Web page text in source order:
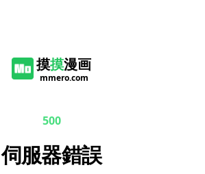
摸摸漫画
mmero.com
500
伺服器錯誤